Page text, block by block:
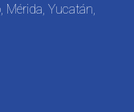
Yucatán,